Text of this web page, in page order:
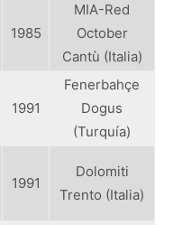
1985
MIA-Red
October
Cantù (Italia)
1991
Fenerbahçe
Dogus
(Turquía)
1991
Dolomiti
Trento (Italia)